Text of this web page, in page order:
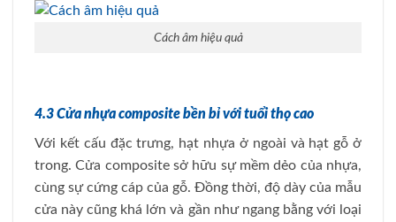
Cách âm hiệu quả
4.3 Cửa nhựa composite bền bỉ với tuổi thọ cao
Với kết cấu đặc trưng, hạt nhựa ở ngoài và hạt gỗ ở
trong. Cửa composite sở hữu sự mềm dẻo của nhựa,
cùng sự cứng cáp của gỗ. Đồng thời, độ dày của mẫu
cửa này cũng khá lớn và gần như ngang bằng với loại